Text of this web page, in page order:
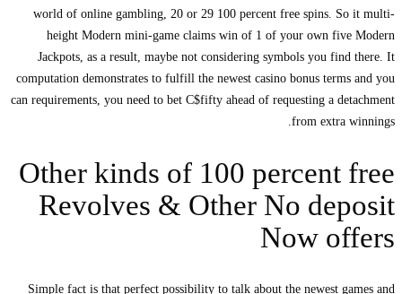
world of online gambling, 20 or 29 100 percent free spins. So it multi-
height Modern mini-game claims win of 1 of your own five Modern
Jackpots, as a result, maybe not considering symbols you find there. It
computation demonstrates to fulfill the newest casino bonus terms and you
can requirements, you need to bet C$fifty ahead of requesting a detachment
from extra winnings.
Other kinds of 100 percent free
Revolves & Other No deposit
Now offers
Simple fact is that perfect possibility to talk about the newest games and